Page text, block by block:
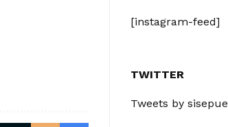
[instagram-feed]
TWITTER
Tweets by